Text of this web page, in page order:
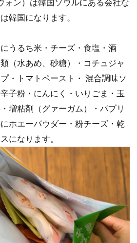
ォン）は韓国ソウルにある会社な
韓国になります。
うるち米・チーズ・食塩・酒
（水あめ、砂糖）・コチュジャ
・トマトペースト・ 混合調味ソ
子粉・にんにく・いりごま・玉
増粘剤（グァーガム）・パプリ
ホエーパウダー・粉チーズ・乾
になります。